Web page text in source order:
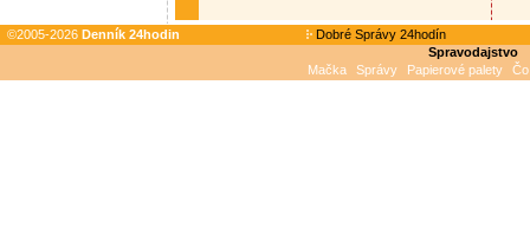
©2005-2026 Denník 24hodin
Dobré Správy 24hodín
Spravodajstvo
Mačka
Správy Papierové palety